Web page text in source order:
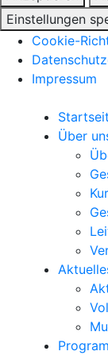
Einstellungen
Cookie-
Impressum
Über